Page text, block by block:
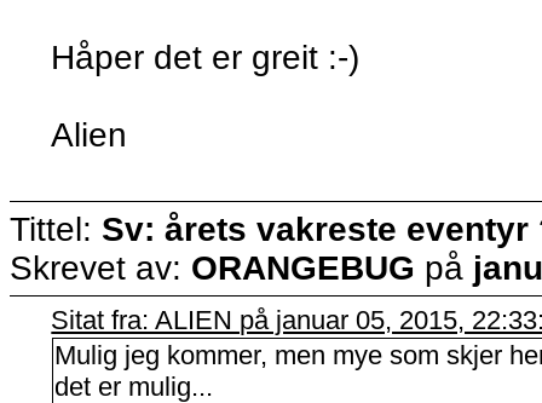
Håper det er greit :-)
Alien
Tittel: Sv: årets vakreste eventyr
Skrevet av: ORANGEBUG på
Sitat fra: ALIEN på januar 05, 2015,
Mulig jeg kommer, men mye som skjer
det er mulig...